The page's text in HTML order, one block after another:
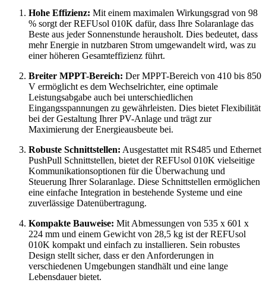
Hohe Effizienz: Mit einem maximalen Wirkungsgrad von 98
% sorgt der REFUsol 010K dafür, dass Ihre Solaranlage das
Beste aus jeder Sonnenstunde herausholt. Dies bedeutet, dass
mehr Energie in nutzbaren Strom umgewandelt wird, was zu
einer höheren Gesamteffizienz führt.
Breiter MPPT-Bereich: Der MPPT-Bereich von 410 bis 850
V ermöglicht es dem Wechselrichter, eine optimale
Leistungsabgabe auch bei unterschiedlichen
Eingangsspannungen zu gewährleisten. Dies bietet Flexibilität
bei der Gestaltung Ihrer PV-Anlage und trägt zur
Maximierung der Energieausbeute bei.
Robuste Schnittstellen: Ausgestattet mit RS485 und Ethernet
PushPull Schnittstellen, bietet der REFUsol 010K vielseitige
Kommunikationsoptionen für die Überwachung und
Steuerung Ihrer Solaranlage. Diese Schnittstellen ermöglichen
eine einfache Integration in bestehende Systeme und eine
zuverlässige Datenübertragung.
Kompakte Bauweise: Mit Abmessungen von 535 x 601 x
224 mm und einem Gewicht von 28,5 kg ist der REFUsol
010K kompakt und einfach zu installieren. Sein robustes
Design stellt sicher, dass er den Anforderungen in
verschiedenen Umgebungen standhält und eine lange
Lebensdauer bietet.